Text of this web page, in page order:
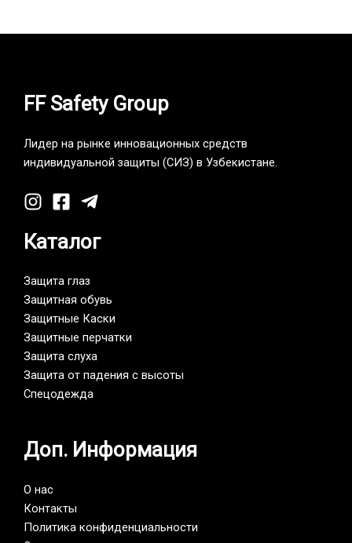
FF Safety Group
Лидер на рынке инновационных средств
индивидуальной защиты (СИЗ) в Узбекистане.
Каталог
Защита глаз
Защитная обувь
Защитные Каски
Защитные перчатки
Защита слуха
Защита от падения с высоты
Спецодежда
Доп. Информация
О нас
Контакты
Политика конфиденциальности